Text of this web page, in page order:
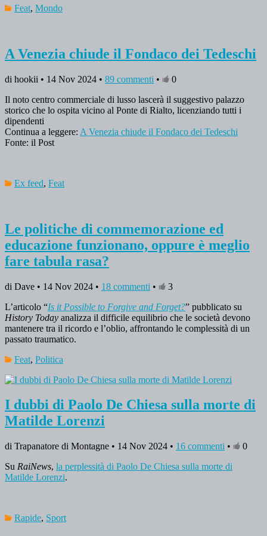
Feat, Mondo
A Venezia chiude il Fondaco dei Tedeschi
di hookii • 14 Nov 2024 • 89 commenti •
0
Il noto centro commerciale di lusso lascerà il suggestivo palazzo
storico che lo ospita vicino al Ponte di Rialto, licenziando tutti i
dipendenti
Continua a leggere: A Venezia chiude il Fondaco dei Tedeschi
Fonte: il Post
Ex feed, Feat
Le politiche di commemorazione ed
educazione funzionano, oppure è meglio
fare tabula rasa?
di Dave • 14 Nov 2024 • 18 commenti •
3
L’articolo “Is it Possible to Forgive and Forget?” pubblicato su
History Today analizza il difficile equilibrio che le società devono
mantenere tra il ricordo e l’oblio, affrontando le complessità di un
passato traumatico.
Feat, Politica
I dubbi di Paolo De Chiesa sulla morte di
Matilde Lorenzi
di Trapanatore di Montagne • 14 Nov 2024 • 16 commenti •
0
Su RaiNews, la perplessità di Paolo De Chiesa sulla morte di
Matilde Lorenzi.
Rapide, Sport